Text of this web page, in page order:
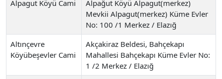
Alpagut Köyü Cami
Alpağut Köyü Alpagut(merkez)
Mevkii Alpagut(merkez) Küme Evler
No: 100 /1 Merkez / Elazığ
Altınçevre
Köyübeşevler Cami
Akçakiraz Beldesi, Bahçekapı
Mahallesi Bahçekapı Küme Evler No:
1 /2 Merkez / Elazığ